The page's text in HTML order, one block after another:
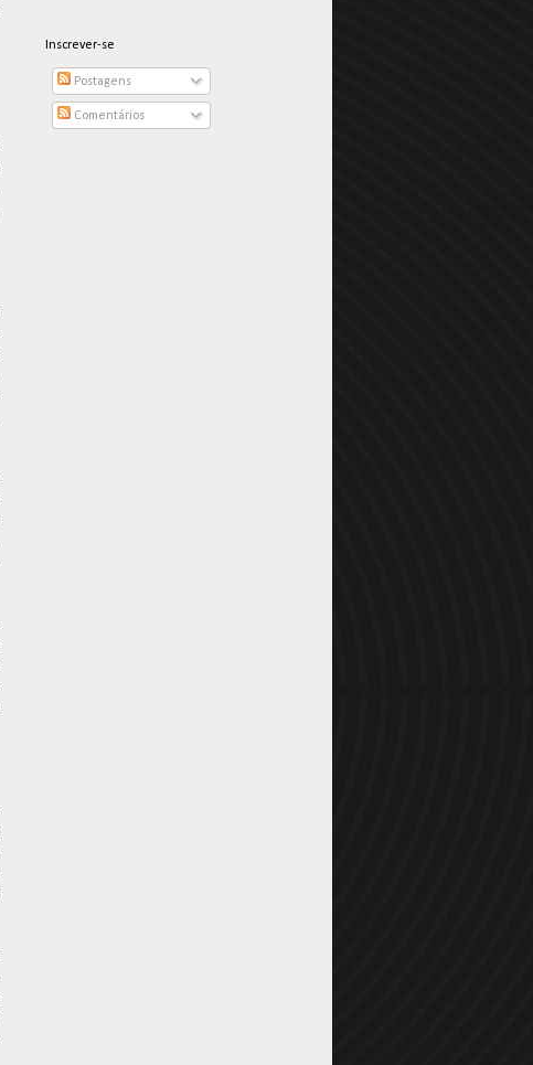
Inscrever-se
Postagens
Comentários